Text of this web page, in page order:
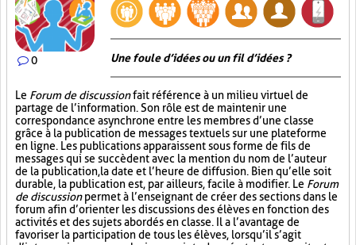
0 Une foule d’idées ou un fil d’idées ?
Le Forum de discussionfait référence à un milieu virtuel de
partage de l’information. Son rôle est de maintenir une
correspondance asynchrone entre les membres d’une classe
grâce à la publication de messages textuels sur une plateforme
en ligne. Les publications apparaissent sous forme de fils de
messages qui se succèdent avec la mention du nom de l’auteur
de la publication, la date et l’heure de diffusion. Bien qu’elle soit
durable, la publication est, par ailleurs, facile à modifier. Le Forum
de discussionpermet à l’enseignant de créer des sections dans le
forum afin d’orienter les discussions des élèves en fonction des
activités et des sujets abordés en classe. Il a l’avantage de
favoriser la participation de tous les élèves, lorsqu’il s’agit